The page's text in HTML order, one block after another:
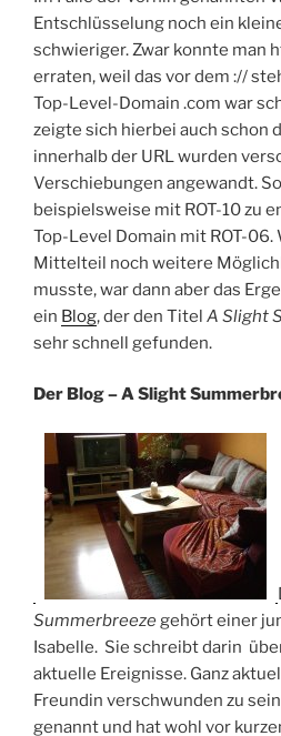
Entschlüsselung noch ein
schwieriger. Zwar konnte man
erraten, weil das vor dem ://
Top-Level-Domain .com war
zeigte sich hierbei auch schon
innerhalb der URL wurden
Verschiebungen angewandt.
beispielsweise mit ROT-10 zu
Top-Level Domain mit ROT-06.
Mittelteil noch weitere
musste, war dann aber das
ein Blog, der den Titel A Slight
sehr schnell gefunden.
Der Blog – A Slight
Summerbreezegehört einer
Isabelle. Sie schreibt darin
aktuelle Ereignisse. Ganz
Freundin verschwunden zu
genannt und hat wohl vor